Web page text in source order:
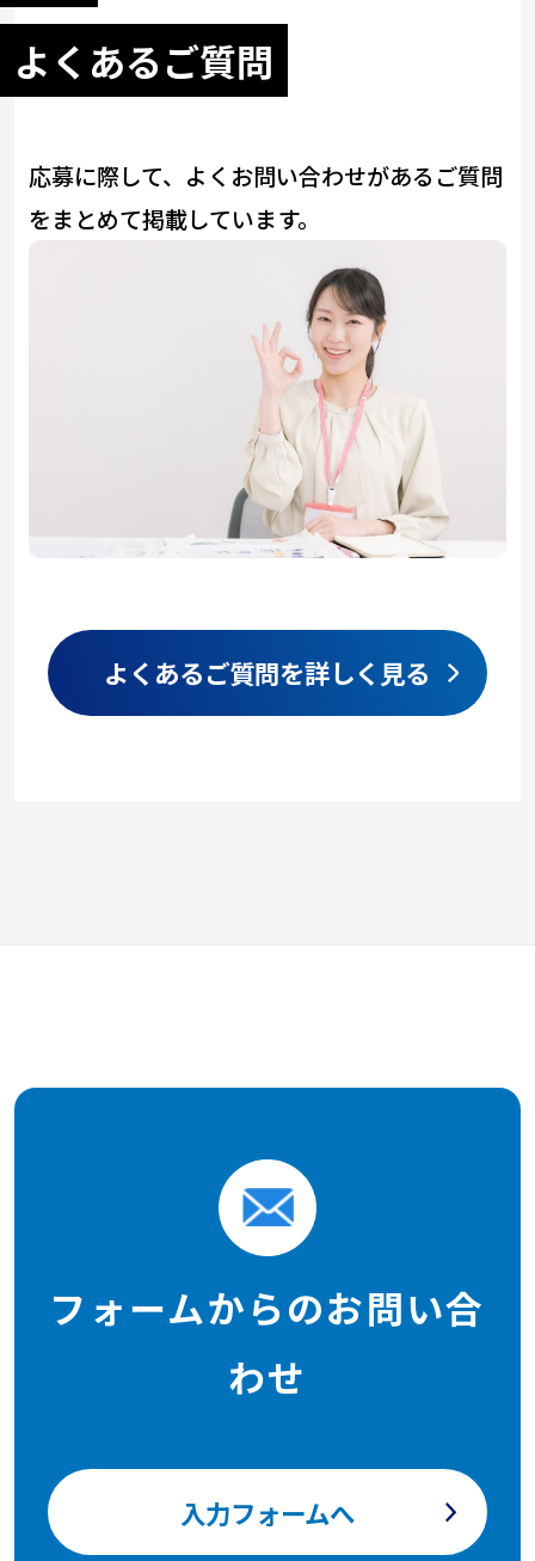
よくあるご質問
よくあるご質問を詳しく見る
応募に際して、よくお問い合わせがあるご質問
をまとめて掲載しています。
フォームからのお問い合
わせ
入力フォームへ